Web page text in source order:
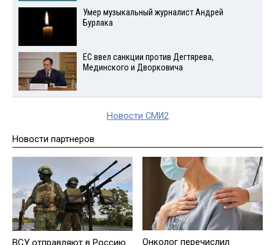
Умер музыкальный журналист Андрей
Бурлака
ЕС ввел санкции против Дегтярева,
Мединского и Дворковича
Новости СМИ2
Новости партнеров
ВСУ отправляют в Россию Онколог перечислил